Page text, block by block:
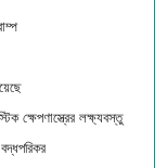
ক্ষেপণাস্ত্রের লক্ষ্যবস্তু